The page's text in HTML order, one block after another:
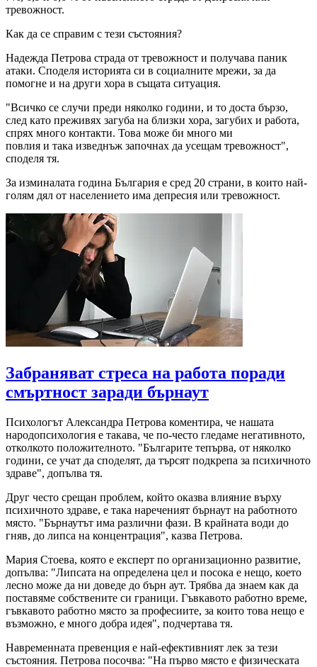
тревожност.
Как да се справим с тези състояния?
Надежда Петрова страда от тревожност и получава паник
атаки. Споделя историята си в социалните мрежи, за да
помогне и на други хора в същата ситуация.
"Всичко се случи преди няколко години, и то доста бързо,
след като преживях загуба на близки хора, загубих и работа,
спрях много контакти. Това може би много ми
повлия и така изведнъж започнах да усещам тревожност",
споделя тя.
За изминалата година България е сред 20 страни, в които най-
голям дял от населението има депресия или тревожност.
Забраняват стреса на работа поради
смъртност заради бърнаут
Психологът Александра Петрова коментира, че нашата
народопсихология е такава, че по-често гледаме негативното,
отколкото положителното. "Българите тепърва, от няколко
години, се учат да споделят, да търсят подкрепа за психичното
здраве", допълва тя.
Друг често срещан проблем, който оказва влияние върху
психичното здраве, е така нареченият бърнаут на работното
място. "Бърнаутът има различни фази. В крайната води до
гняв, до липса на концентрация", казва Петрова.
Мария Стоева, която е експерт по организационно развитие,
допълва: "Липсата на определена цел и посока е нещо, което
лесно може да ни доведе до бърн аут. Трябва да знаем как да
поставяме собствените си граници. Гъвкавото работно време,
гъвкавото работно място за професиите, за които това нещо е
възможно, е много добра идея", подчертава тя.
Навременната превенция е най-ефективният лек за тези
състояния. Петрова посочва: "На първо място е физическата